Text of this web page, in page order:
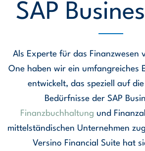
SAP
Als Experte für das Finanzwesen
One haben wir ein umfangreiches
entwickelt, das speziell auf
Bedürfnisse der SAP
Finanzbuchhaltung und
mittelständischen Unternehmen
Versino Financial Suite hat